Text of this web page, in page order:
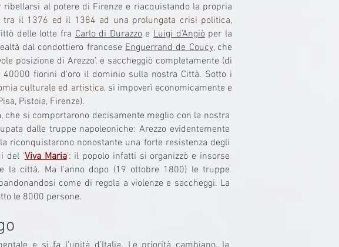
al potere di Firenze e riacquistando la propria
il 1376 ed il 1384 ad una prolungata crisi politica,
delle lotte fraCarlo di DurazzoeLuigi d’Angiòper la
dal condottiero franceseEnguerrand de Coucy, che
posizione di Arezzo’, e saccheggiò completamente (di
fiorini d'oro il dominio sulla nostra Città. Sotto i
culturale ed artistica, si impoverì economicamente e
Pistoia, Firenze).
che si comportarono decisamente meglio con la nostra
dalle truppe napoleoniche: Arezzo evidentemente
riconquistarono nonostante una forte resistenza degli
del ‘Viva Maria’: il popolo infatti si organizzò e insorse
la città. Ma l'anno dopo (19 ottobre 1800) le truppe
come di regola a violenze e saccheggi. La
le 8000 persone.